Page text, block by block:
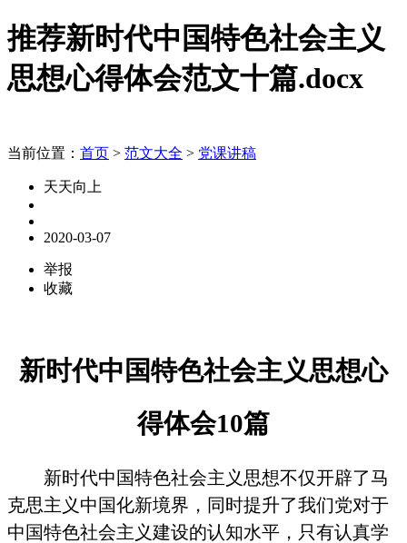
推荐新时代中国特色社会主义
思想心得体会范文十篇.docx
当前位置： 首页 > 范文大全 > 党课讲稿
天天向上
2020-03-07
举报
收藏
新时代中国特色社会主义思想心
得体会10篇
新时代中国特色社会主义思想不仅开辟了马
克思主义中国化新境界，同时提升了我们党对于
中国特色社会主义建设的认知水平，只有认真学